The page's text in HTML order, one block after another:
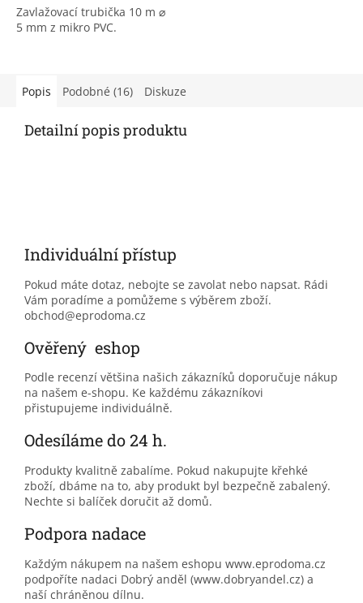
Zavlažovací trubička 10 m ⌀
5 mm z mikro PVC.
Popis Podobné (16) Diskuze
Detailní popis produktu
Individuální přístup
Pokud máte dotaz, nebojte se zavolat nebo napsat. Rádi
Vám poradíme a pomůžeme s výběrem zboží.
obchod@eprodoma.cz
Ověřený eshop
Podle recenzí většina našich zákazníků doporučuje nákup
na našem e-shopu. Ke každému zákazníkovi
přistupujeme individuálně.
Odesíláme do 24 h.
Produkty kvalitně zabalíme. Pokud nakupujte křehké
zboží, dbáme na to, aby produkt byl bezpečně zabalený.
Nechte si balíček doručit až domů.
Podpora nadace
Každým nákupem na našem eshopu www.eprodoma.cz
podpoříte nadaci Dobrý anděl (www.dobryandel.cz) a
naší chráněnou dílnu.